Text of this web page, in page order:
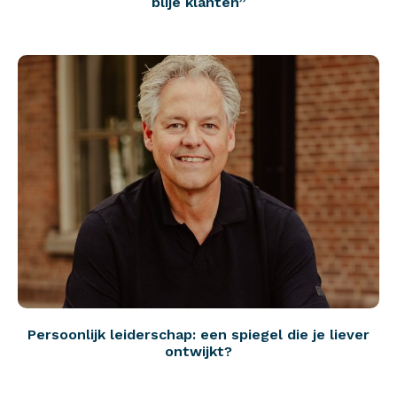
Persoonlijk leiderschap: een spiegel die je liever
ontwijkt?